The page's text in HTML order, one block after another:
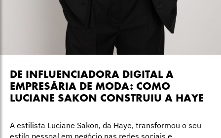
DE INFLUENCIADORA DIGITAL A
EMPRESÁRIA DE MODA: COMO
LUCIANE SAKON CONSTRUIU A HAYE
A estilista Luciane Sakon, da Haye, transformou o seu
estilo pessoal em negócio nas redes sociais e,